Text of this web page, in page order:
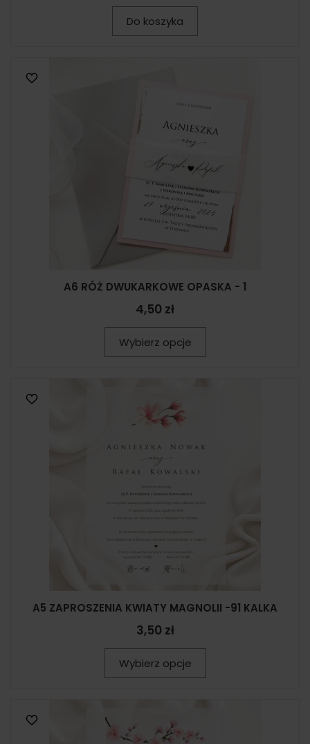
Do koszyka
A6 RÓŻ DWUKARKOWE OPASKA - 1
4,50 zł
Wybierz opcje
A5 ZAPROSZENIA KWIATY MAGNOLII -91 KALKA
3,50 zł
Wybierz opcje